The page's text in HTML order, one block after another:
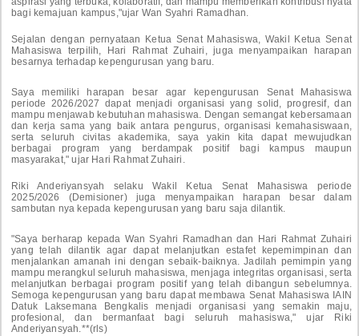
bagi kemajuan kampus,"ujar Wan Syahri Ramadhan.
Sejalan dengan pernyataan Ketua Senat Mahasiswa, Wakil Ketua Senat
Mahasiswa terpilih, Hari Rahmat Zuhairi, juga menyampaikan harapan
besarnya terhadap kepengurusan yang baru.
Saya memiliki harapan besar agar kepengurusan Senat Mahasiswa
periode 2026/2027 dapat menjadi organisasi yang solid, progresif, dan
mampu menjawab kebutuhan mahasiswa. Dengan semangat kebersamaan
dan kerja sama yang baik antara pengurus, organisasi kemahasiswaan,
serta seluruh civitas akademika, saya yakin kita dapat mewujudkan
berbagai program yang berdampak positif bagi kampus maupun
masyarakat," ujar Hari Rahmat Zuhairi.
Riki Anderiyansyah selaku Wakil Ketua Senat Mahasiswa periode
2025/2026 (Demisioner) juga menyampaikan harapan besar dalam
sambutan nya kepada kepengurusan yang baru saja dilantik.
"Saya berharap kepada Wan Syahri Ramadhan dan Hari Rahmat Zuhairi
yang telah dilantik agar dapat melanjutkan estafet kepemimpinan dan
menjalankan amanah ini dengan sebaik-baiknya. Jadilah pemimpin yang
mampu merangkul seluruh mahasiswa, menjaga integritas organisasi, serta
melanjutkan berbagai program positif yang telah dibangun sebelumnya.
Semoga kepengurusan yang baru dapat membawa Senat Mahasiswa IAIN
Datuk Laksemana Bengkalis menjadi organisasi yang semakin maju,
profesional, dan bermanfaat bagi seluruh mahasiswa," ujar Riki
Anderiyansyah.**(rls)